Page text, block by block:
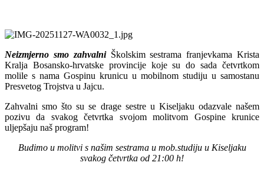
Neizmjerno smo zahvalniŠkolskim sestrama franjevkama Krista
Kralja Bosansko-hrvatske provincije koje su do sada četvrtkom
molile s nama Gospinu krunicu u mobilnom studiju u samostanu
Presvetog Trojstva u Jajcu.
Zahvalni smo što su se drage sestre u Kiseljaku odazvale našem
pozivu da svakog četvrtka svojom molitvom Gospine krunice
uljepšaju naš program!
Budimo u molitvi s našim sestrama u mob.studiju u Kiseljaku
svakog četvrtka od 21:00 h!